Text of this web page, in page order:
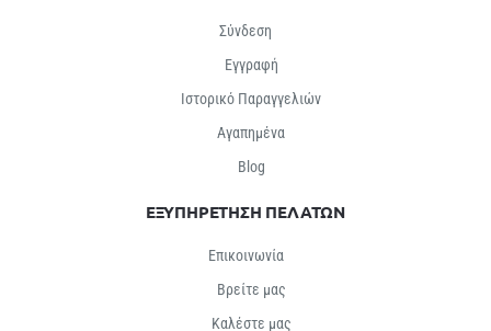
Σύνδεση
Εγγραφή
Ιστορικό Παραγγελιών
Αγαπημένα
Βlog
ΕΞΥΠΗΡΕΤΗΣΗ ΠΕΛΑΤΩΝ
Επικοινωνία
Βρείτε μας
Καλέστε μας